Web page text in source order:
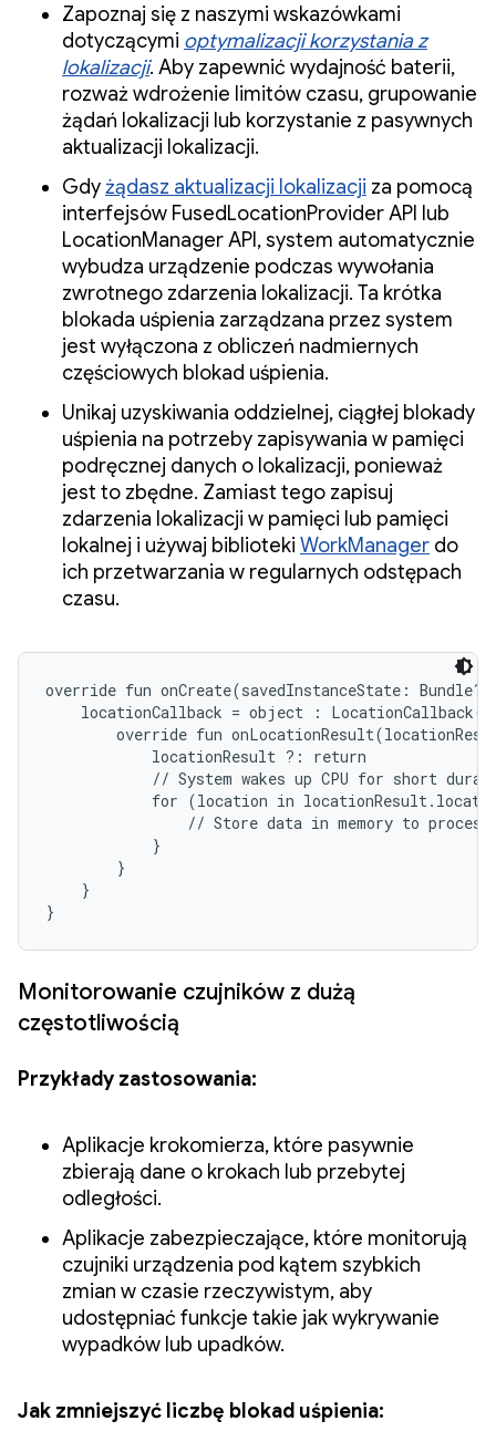
Zapoznaj się z naszymi wskazówkami
dotyczącymi optymalizacji korzystania z
lokalizacji. Aby zapewnić wydajność baterii,
rozważ wdrożenie limitów czasu, grupowanie
żądań lokalizacji lub korzystanie z pasywnych
aktualizacji lokalizacji.
Gdyżądasz aktualizacji lokalizacji za pomocą
interfejsów FusedLocationProvider API lub
LocationManager API, system automatycznie
wybudza urządzenie podczas wywołania
zwrotnego zdarzenia lokalizacji. Ta krótka
blokada uśpienia zarządzana przez system
jest wyłączona z obliczeń nadmiernych
częściowych blokad uśpienia.
Unikaj uzyskiwania oddzielnej, ciągłej blokady
uśpienia na potrzeby zapisywania w pamięci
podręcznej danych o lokalizacji, ponieważ
jest to zbędne. Zamiast tego zapisuj
zdarzenia lokalizacji w pamięci lub pamięci
lokalnej i używaj biblioteki WorkManager do
ich przetwarzania w regularnych odstępach
czasu.
override fun onCreate(savedInstanceState:
locationCallback = object :
override fun
            locationResult ?: return
// System wakes up CPU for short
for (location in
// Store data in memory to
            }
        }
    }
}
Monitorowanie czujników z dużą
częstotliwością
Przykłady zastosowania:
Aplikacje krokomierza, które pasywnie
zbierają dane o krokach lub przebytej
odległości.
Aplikacje zabezpieczające, które monitorują
czujniki urządzenia pod kątem szybkich
zmian w czasie rzeczywistym, aby
udostępniać funkcje takie jak wykrywanie
wypadków lub upadków.
Jak zmniejszyć liczbę blokad uśpienia: